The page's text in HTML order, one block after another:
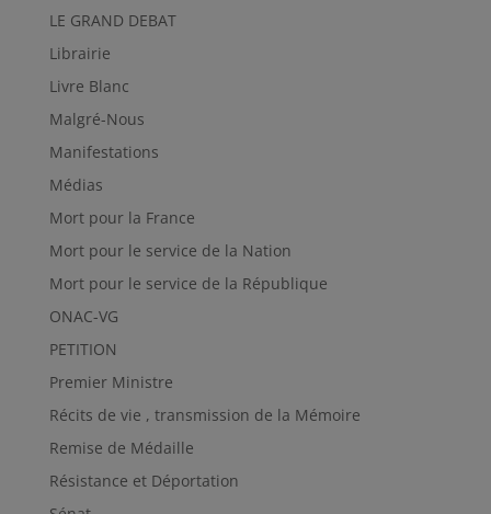
LE GRAND DEBAT
Librairie
Livre Blanc
Malgré-Nous
Manifestations
Médias
Mort pour la France
Mort pour le service de la Nation
Mort pour le service de la République
ONAC-VG
PETITION
Premier Ministre
Récits de vie , transmission de la Mémoire
Remise de Médaille
Résistance et Déportation